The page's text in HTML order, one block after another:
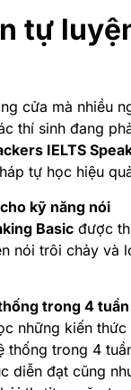
tự
cửa mà nhiều
thí sinh đang
IELTS
tự học hiệu
kỹ năng nói
Basic được
nói trôi chảy và
trong 4 tuần
những kiến
thống trong 4
diễn đạt cũng